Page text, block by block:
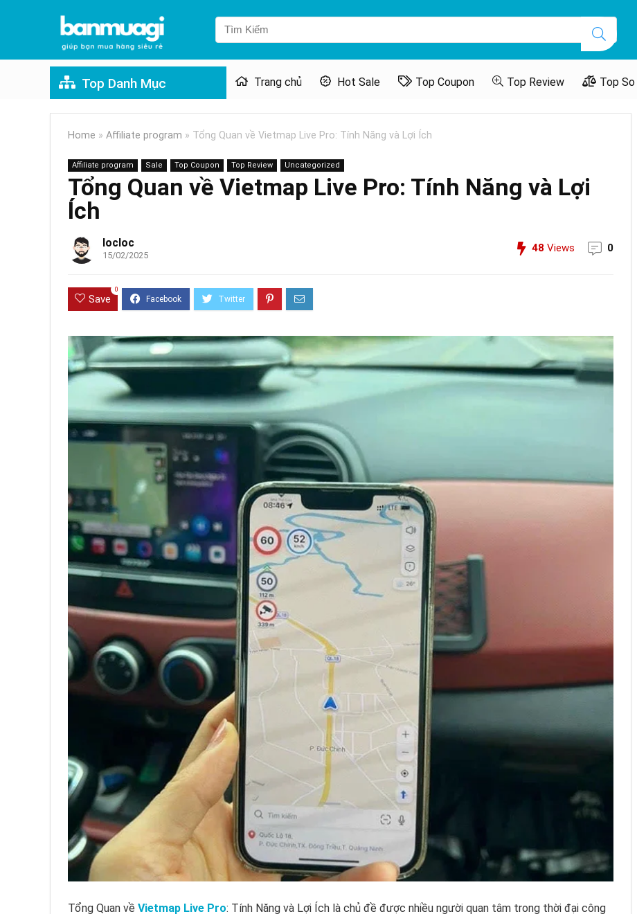
Top Danh Mục Trang chủ Hot Sale Top Coupon Top Review Top So
Home » Affiliate program » Tổng Quan về Vietmap Live Pro: Tính Năng và Lợi Ích
Affiliate program Sale Top Coupon Top Review Uncategorized
Tổng Quan về Vietmap Live Pro: Tính Năng và Lợi
Ích
locloc
15/02/2025
48 Views 0
Save
0
Tổng Quan về Vietmap Live Pro: Tính Năng và Lợi Ích là chủ đề được nhiều người quan tâm trong thời đại công